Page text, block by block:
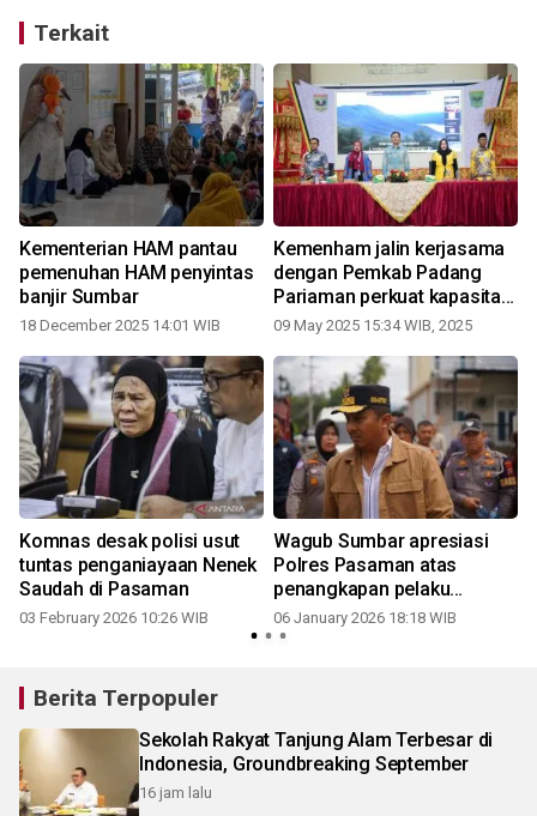
Terkait
Kementerian HAM pantau
pemenuhan HAM penyintas
banjir Sumbar
18 December 2025 14:01 WIB
Kemenham jalin kerjasama
dengan Pemkab Padang
Pariaman perkuat kapasitas
HAM ASN di Sumbar
09 May 2025 15:34 WIB, 2025
Komnas desak polisi usut
tuntas penganiayaan Nenek
Saudah di Pasaman
03 February 2026 10:26 WIB
Wagub Sumbar apresiasi
Polres Pasaman atas
penangkapan pelaku
penganiayaan nenek
Saudah
06 January 2026 18:18 WIB
Berita Terpopuler
Sekolah Rakyat Tanjung Alam Terbesar di
Indonesia, Groundbreaking September
16 jam lalu